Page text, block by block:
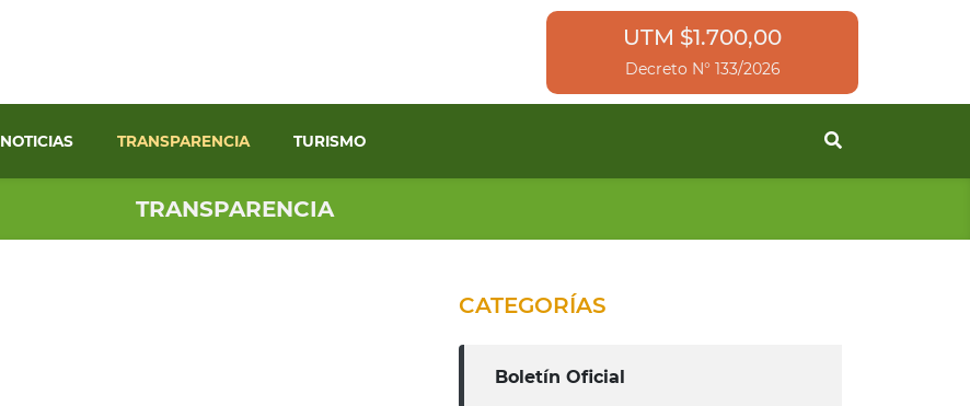
UTM $1.700,00
Decreto N° 133/2026
NOTICIAS TRANSPARENCIA TURISMO
TRANSPARENCIA
CATEGORÍAS
Boletín Oficial